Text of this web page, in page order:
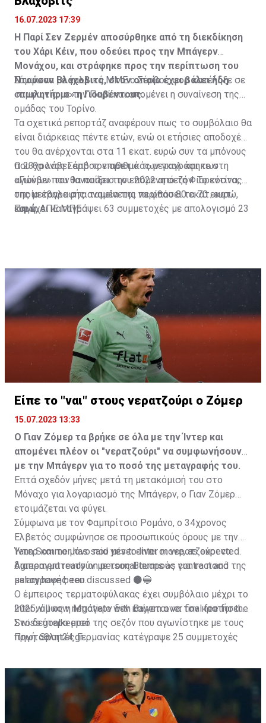
16.07.2023 17:39
Η Παρί Σεν Ζερμέν αποσύρθηκε από τη διεκδίκηση
του Χάρι Κέιν, που οδεύει προς την Μπάγερν
Μονάχου, και στράφηκε προς την περίπτωση του
Ντούσαν Βλάχοβιτς, στον οποίο έχει βάλει ήδη
«πωλητήριο» η Γιουβέντους.
Σύμφωνα με γαλλικά ΜΜΕ ο Σέρβος φορ κατέληξε σε
συμφωνία με την Παρί και απομένει η συναίνεση της
ομάδας του Τορίνο.
Τα σχετικά ρεπορτάζ αναφέρουν πως το συμβόλαιο θα
είναι διάρκειας πέντε ετών, ενώ οι ετήσιες αποδοχές
του θα ανέρχονται στα 11 εκατ. ευρώ συν τα μπόνους
που θα λάβει από τον αριθμό των γκολ και των
αγώνων που θα παίξει την επόμενη σεζόν. Το κόστος
της μεταγραφής αναμένεται να φθάσει τα 70 εκατ.
ευρώ.
Ο 23χρονος Σέρβος επιθετικός μεταγράφηκε στη
«Γιούβε» τον Ιανουάριο του 2022 από τη Φιορεντίνα, η
οποία έβαλε στα ταμεία της περίπου 80 εκατ. ευρώ,
και έχει καταγράψει 63 συμμετοχές με απολογισμό 23
Πηγή: ΑΠΕ ΜΠΕ
Είπε το "ναι" στους νερατζούρι ο Ζόμερ
15.07.2023 13:33
Ο Γιαν Ζόμερ τα βρήκε σε όλα με την Ίντερ και
απομένει πλέον οι "νερατζούρι" να συμφωνήσουν
με την Μπάγερν για το ποσό της μεταγραφής του.
Επτά σχεδόν μήνες μετά τη μετακόμισή του στο
Μόναχο για λογαριασμό της Μπάγερν, ο Γιαν Ζόμερ
ετοιμάζεται να φύγει.
Σύμφωνα με τον Φαμπρίτσιο Ρομάνο, ο 34χρονος
Ελβετός συμφώνησε σε προσωπικούς όρους με την
Ίντερ και το μόνο που μένει είναι οι νερατζούρι να
διαπραγματευτούν με τους Βαυαρούς για το ποσό της
μεταγραφής του.
Yann Sommer has said yes to Inter move, as expected.
Agreement ready on personal terms as contract and
salary have been discussed ⚫️🔵
Inter will now negotiate with Bayern over final fee for the
Swiss goalkeeper.
Handanovic.pic.twitter.com/Rtzzn4tHDX
— Fabrizio Romano (@FabrizioRomano)
Ο έμπειρος τερματοφύλακας έχει συμβόλαιο μέχρι το
2025, όμως η Μπάγερν δεν καίγεται να τον κρατήσει.
Στο δεύτερο μισό της σεζόν που αγωνίστηκε με τους
πρωταθλητές Γερμανίας κατέγραψε 25 συμμετοχές
Πηγή: Sport24.gr